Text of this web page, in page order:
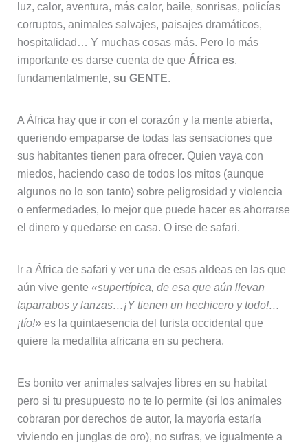
luz, calor, aventura, más calor, baile, sonrisas, policías
corruptos, animales salvajes, paisajes dramáticos,
hospitalidad… Y muchas cosas más. Pero lo más
importante es darse cuenta de que África es,
fundamentalmente, su GENTE.
A África hay que ir con el corazón y la mente abierta,
queriendo empaparse de todas las sensaciones que
sus habitantes tienen para ofrecer. Quien vaya con
miedos, haciendo caso de todos los mitos (aunque
algunos no lo son tanto) sobre peligrosidad y violencia
o enfermedades, lo mejor que puede hacer es ahorrarse
el dinero y quedarse en casa. O irse de safari.
Ir a África de safari y ver una de esas aldeas en las que
aún vive gente «supertípica, de esa que aún llevan
taparrabos y lanzas…¡Y tienen un hechicero y todo!…
¡tío!»es la quintaesencia del turista occidental que
quiere la medallita africana en su pechera.
Es bonito ver animales salvajes libres en su habitat
pero si tu presupuesto no te lo permite (si los animales
cobraran por derechos de autor, la mayoría estaría
viviendo en junglas de oro), no sufras, ve igualmente a